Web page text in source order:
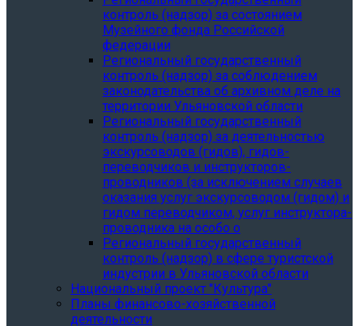
контроль (надзор) за состоянием
Музейного фонда Российской
федерации
Региональный государственный
контроль (надзор) за соблюдением
законодательства об архивном деле на
территории Ульяновской области
Региональный государственный
контроль (надзор) за деятельностью
экскурсоводов (гидов), гидов-
переводчиков и инструкторов-
проводников (за исключением случаев
оказания услуг экскурсоводом (гидом) и
гидом переводчиком, услуг инструктора-
проводника на особо о
Региональный государственный
контроль (надзор) в сфере туристской
индустрии в Ульяновской области
Национальный проект "Культура"
Планы финансово-хозяйственной
деятельности